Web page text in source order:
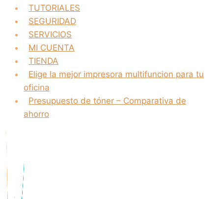
TUTORIALES
SEGURIDAD
SERVICIOS
MI CUENTA
TIENDA
Elige la mejor impresora multifuncion para tu
oficina
Presupuesto de tóner – Comparativa de
ahorro